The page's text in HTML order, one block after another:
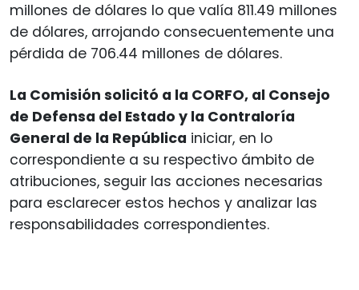
millones de dólares lo que valía 811.49 millones
de dólares, arrojando consecuentemente una
pérdida de 706.44 millones de dólares.
La Comisión solicitó a la CORFO, al Consejo
de Defensa del Estado y la Contraloría
General de la República iniciar, en lo
correspondiente a su respectivo ámbito de
atribuciones, seguir las acciones necesarias
para esclarecer estos hechos y analizar las
responsabilidades correspondientes.